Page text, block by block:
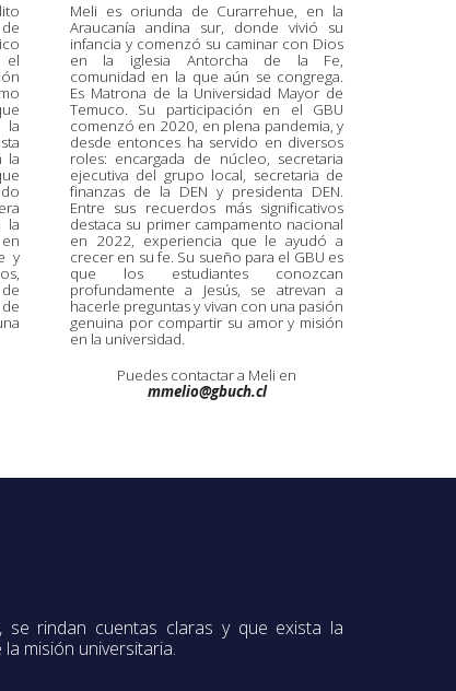
el
la
la
la
y
Meli es oriunda de Curarrehue, en la
Araucanía andina sur, donde vivió su
infancia y comenzó su caminar con Dios
en la iglesia Antorcha de la Fe,
comunidad en la que aún se congrega.
Es Matrona de la Universidad Mayor de
Temuco. Su participación en el GBU
comenzó en 2020, en plena pandemia, y
desde entonces ha servido en diversos
roles: encargada de núcleo, secretaria
ejecutiva del grupo local, secretaria de
finanzas de la DEN y presidenta DEN.
Entre sus recuerdos más significativos
destaca su primer campamento nacional
en 2022, experiencia que le ayudó a
crecer en su fe. Su sueño para el GBU es
que los estudiantes conozcan
profundamente a Jesús, se atrevan a
hacerle preguntas y vivan con una pasión
genuina por compartir su amor y misión
en la universidad.
Puedes contactar a Meli en
mmelio@gbuch.cl
se rindan cuentas claras y que exista la
misión universitaria.